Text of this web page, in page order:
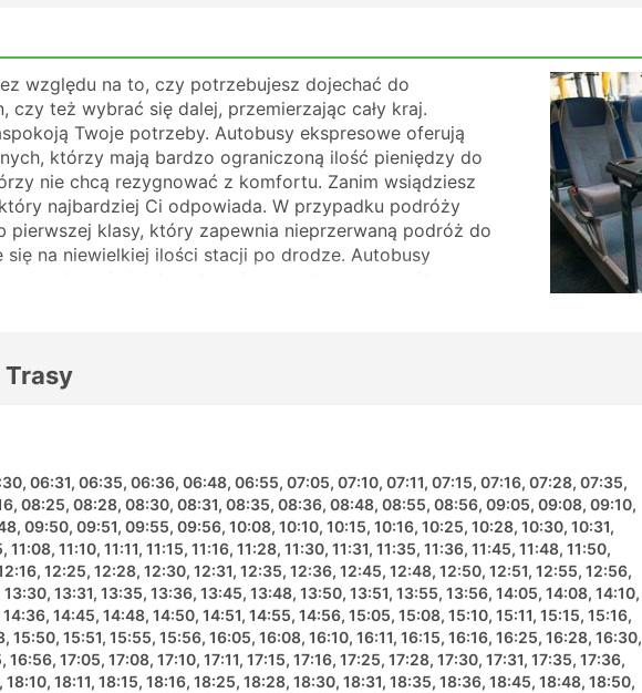
względu na to, czy potrzebujesz dojechać do
też wybrać się dalej, przemierzając cały kraj.
Twoje potrzeby. Autobusy ekspresowe oferują
którzy mają bardzo ograniczoną ilość pieniędzy do
nie chcą rezygnować z komfortu. Zanim wsiądziesz
najbardziej Ci odpowiada. W przypadku podróży
pierwszej klasy, który zapewnia nieprzerwaną podróż do
na niewielkiej ilości stacji po drodze. Autobusy
zakupem. Przed wyjazdem zapoznaj się z
wyborze najlepszego biletu i klasy autokaru pomogą
przystanki
Trasy
06:31, 06:35, 06:36, 06:48, 06:55, 07:05, 07:10, 07:11, 07:15, 07:16, 07:28, 07:35,
08:25, 08:28, 08:30, 08:31, 08:35, 08:36, 08:48, 08:55, 08:56, 09:05, 09:08, 09:10,
09:50, 09:51, 09:55, 09:56, 10:08, 10:10, 10:15, 10:16, 10:25, 10:28, 10:30, 10:31,
11:10, 11:11, 11:15, 11:16, 11:28, 11:30, 11:31, 11:35, 11:36, 11:45, 11:48, 11:50,
12:25, 12:28, 12:30, 12:31, 12:35, 12:36, 12:45, 12:48, 12:50, 12:51, 12:55, 12:56,
13:31, 13:35, 13:36, 13:45, 13:48, 13:50, 13:51, 13:55, 13:56, 14:05, 14:08, 14:10,
14:45, 14:48, 14:50, 14:51, 14:55, 14:56, 15:05, 15:08, 15:10, 15:11, 15:15, 15:16,
15:51, 15:55, 15:56, 16:05, 16:08, 16:10, 16:11, 16:15, 16:16, 16:25, 16:28, 16:30,
17:05, 17:08, 17:10, 17:11, 17:15, 17:16, 17:25, 17:28, 17:30, 17:31, 17:35, 17:36,
18:11, 18:15, 18:16, 18:25, 18:28, 18:30, 18:31, 18:35, 18:36, 18:45, 18:48, 18:50,